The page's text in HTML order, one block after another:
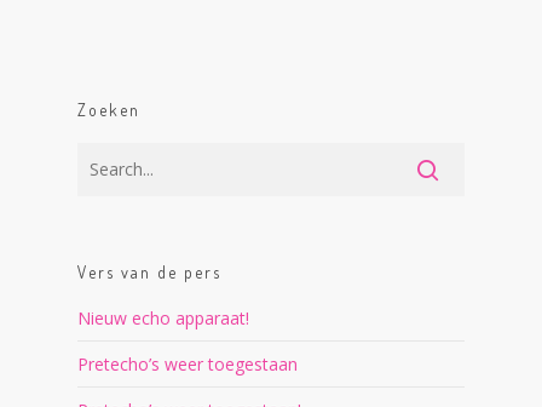
Zoeken
Vers van de pers
Nieuw echo apparaat!
Pretecho’s weer toegestaan